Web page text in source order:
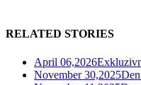
RELATED STORIES
April 06,2026
November 30,2025